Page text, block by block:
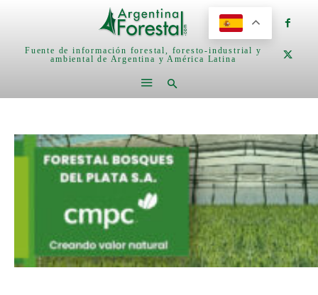
Fuente de información forestal, foresto-industrial y
ambiental de Argentina y América Latina